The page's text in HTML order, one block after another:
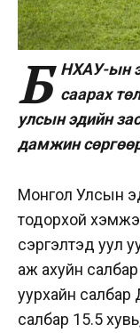
Б НХАУ-ын
саарах
улсын эдийн
дамжин
Монгол Улсын
тодорхой
сэргэлтэд уул
аж ахуйн салбар
уурхайн
салбар 15.5